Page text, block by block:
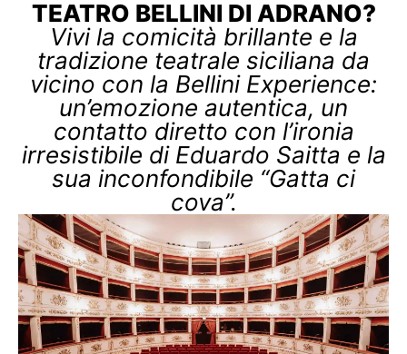
TEATRO BELLINI DI ADRANO?
Vivi la comicità brillante e la
tradizione teatrale siciliana da
vicino con la Bellini Experience:
un’emozione autentica, un
contatto diretto con l’ironia
irresistibile di Eduardo Saitta e la
sua inconfondibile “Gatta ci
cova”.